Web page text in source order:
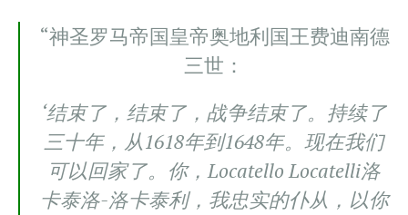
“神圣罗马帝国皇帝奥地利国王费迪南德
三世：
‘结束了，结束了，战争结束了。持续了
三十年，从1618年到1648年。现在我们
可以回家了。你，Locatello Locatelli洛
卡泰洛-洛卡泰利，我忠实的仆从，以你